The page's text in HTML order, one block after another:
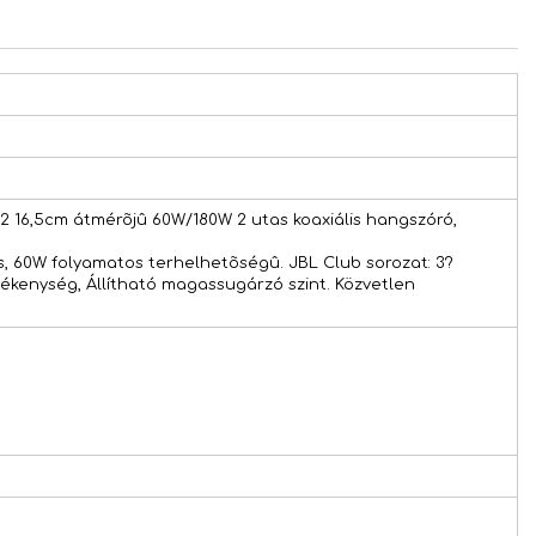
átmérõjû 60W/180W 2 utas koaxiális hangszóró,
60W folyamatos terhelhetõségû. JBL Club sorozat: 3?
Állítható magassugárzó szint. Közvetlen